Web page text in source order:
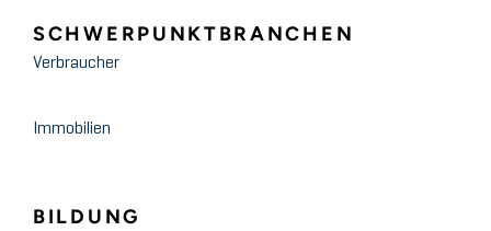
SCHWERPUNKTBRANCHEN
Verbraucher
Immobilien
BILDUNG